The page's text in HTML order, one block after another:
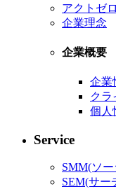
アクトゼ
企業理念
企業概要
企業
クラ
個人
Service
SMM(ソ
SEM(サー